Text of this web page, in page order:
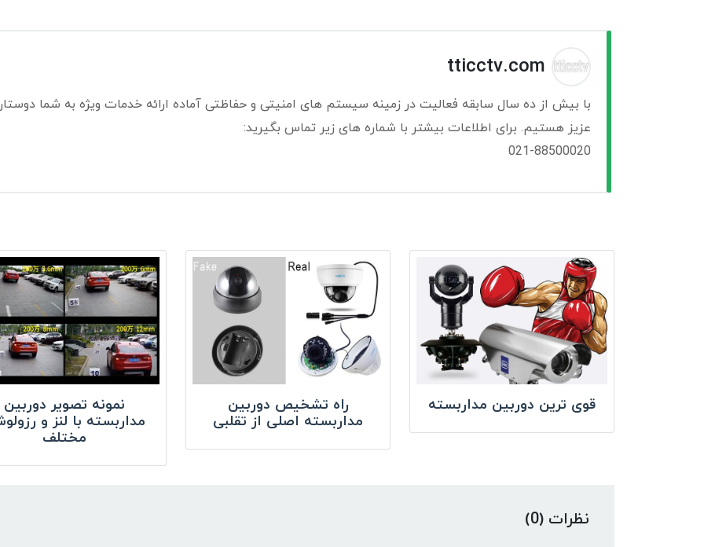
tticctv.com
با بیش از ده سال سابقه فعالیت در زمینه سیستم های امنیتی و حفاظتی آماده ارائه خدمات ویژه به شما
عزیز هستیم. برای اطلاعات بیشتر با شماره های زیر تماس بگیرید:
021-88500020
قوی ترین دوربین مداربسته
راه تشخیص دوربین
مداربسته اصلی از تقلبی
نمونه تصویر دوربین
مداربسته با لنز و
مختلف
نظرات (0)